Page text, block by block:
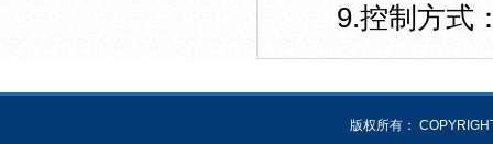
9.控制方式
版权所有：